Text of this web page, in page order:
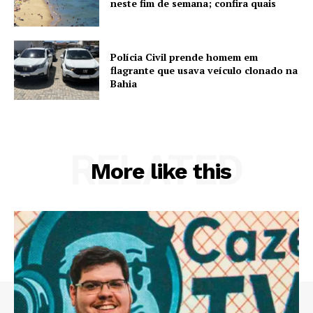
neste fim de semana; confira quais
Polícia Civil prende homem em
flagrante que usava veículo clonado na
Bahia
More like this
RELATED